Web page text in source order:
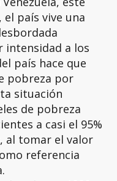
país vive una
intensidad a los
país hace que
pobreza por
situación
de pobreza
a casi el 95%
al tomar el valor
referencia